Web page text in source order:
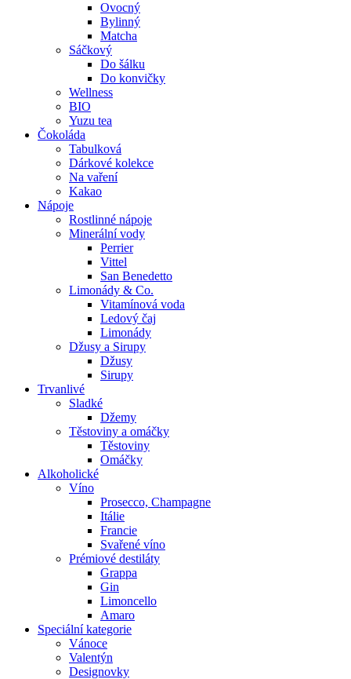
Ovocný
Bylinný
Matcha
Sáčkový
Do šálku
Do konvičky
Wellness
BIO
Yuzu tea
Čokoláda
Tabulková
Dárkové kolekce
Na vaření
Kakao
Nápoje
Rostlinné nápoje
Minerální vody
Perrier
Vittel
San Benedetto
Limonády & Co.
Vitamínová voda
Ledový čaj
Limonády
Džusy a Sirupy
Džusy
Sirupy
Trvanlivé
Sladké
Džemy
Těstoviny a omáčky
Těstoviny
Omáčky
Alkoholické
Víno
Prosecco, Champagne
Itálie
Francie
Svařené víno
Prémiové destiláty
Grappa
Gin
Limoncello
Amaro
Speciální kategorie
Vánoce
Valentýn
Designovky